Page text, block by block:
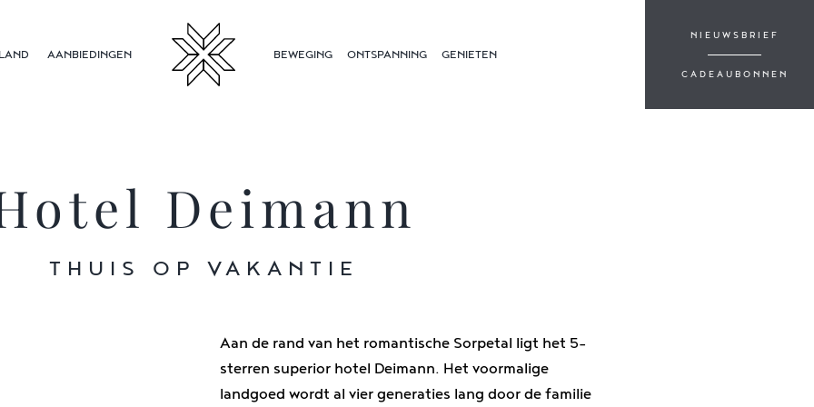
AANBIEDINGEN BEWEGING ONTSPANNING GENIETEN
NIEUWSBRIEF
CADEAUBONNEN
Deimann
THUIS OP VAKANTIE
Aan de rand van het romantische Sorpetal ligt het 5-
sterren superior hotel Deimann. Het voormalige
landgoed wordt al vier generaties lang door de familie